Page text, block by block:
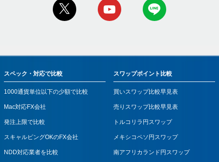
スペック・対応で比較
1000通貨単位以下の少額で比較
Mac対応FX会社
発注上限で比較
スキャルピングOKのFX会社
NDD対応業者を比較
スワップポイント比較
買いスワップ比較早見表
売りスワップ比較早見表
トルコリラ円スワップ
メキシコペソ円スワップ
南アフリカランド円スワップ